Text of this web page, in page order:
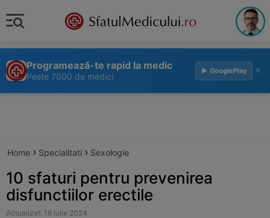
Programează-te rapid la medic
Peste 7000 de medici
▶ GooglePlay ×
Home › Specialitati › Sexologie
10 sfaturi pentru prevenirea
disfunctiilor erectile
Actualizat: 16 Iulie 2024